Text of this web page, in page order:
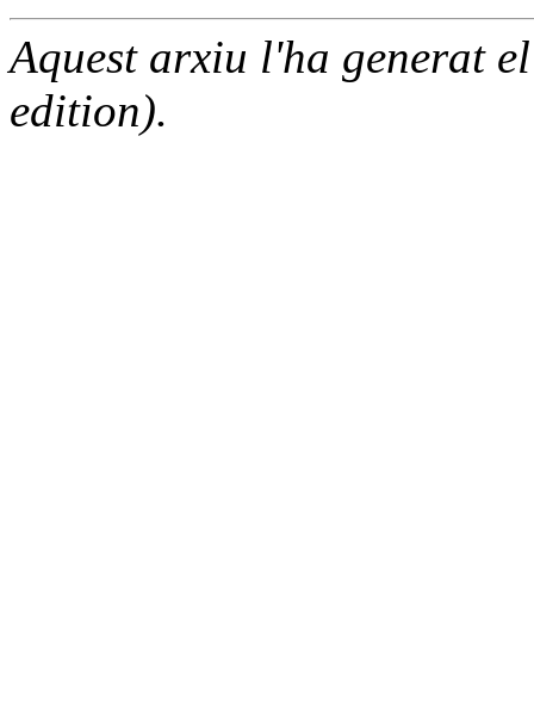
Aquest arxiu l'ha generat
edition).